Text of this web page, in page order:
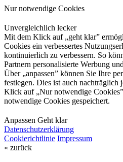
Nur notwendige Cookies
Unvergleichlich lecker
Mit dem Klick auf „geht klar”
Cookies ein verbessertes
kontinuierlich zu verbessern. So
Partnern personalisierte Werbung
Über „anpassen” können Sie Ihre
festlegen. Dies ist auch
Klick auf „Nur notwendige
notwendige Cookies gespeichert.
Anpassen Geht klar
Datenschutzerklärung
Cookierichtlinie Impressum
« zurück